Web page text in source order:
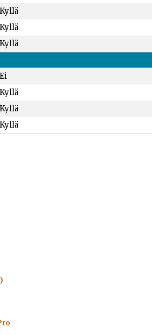
Kyllä
Kyllä
Kyllä
Ei
Kyllä
Kyllä
Kyllä